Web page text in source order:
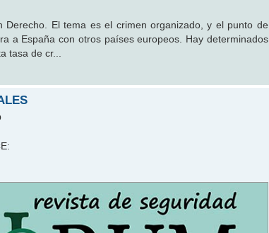
El tema es el crimen organizado, y el punto de
a España con otros países europeos. Hay determinados
tasa de cr...